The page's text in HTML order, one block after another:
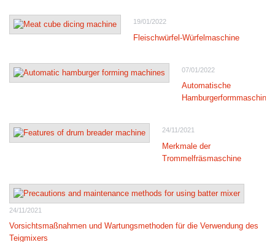
19/01/2022
Fleischwürfel-Würfelmaschine
07/01/2022
Automatische
Hamburgerformmaschinen
24/11/2021
Merkmale der
Trommelfräsmaschine
24/11/2021
Vorsichtsmaßnahmen und Wartungsmethoden für die Verwendung des
Teigmixers